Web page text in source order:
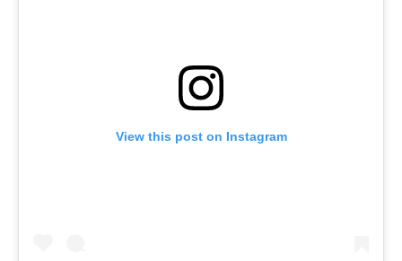
View this post on Instagram